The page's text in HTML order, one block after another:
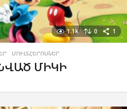
1.1k 0 1
,ՄՈՒԼՏՀԵՐՈՍՆԵՐ
ՄԻԿԻ